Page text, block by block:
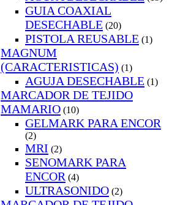
GUIA COAXIAL
DESECHABLE (20)
PISTOLA REUSABLE (1)
MAGNUM
(CARACTERISTICAS) (1)
AGUJA DESECHABLE (1)
MARCADOR DE TEJIDO
MAMARIO (10)
GELMARK PARA ENCOR
(2)
MRI (2)
SENOMARK PARA
ENCOR (4)
ULTRASONIDO (2)